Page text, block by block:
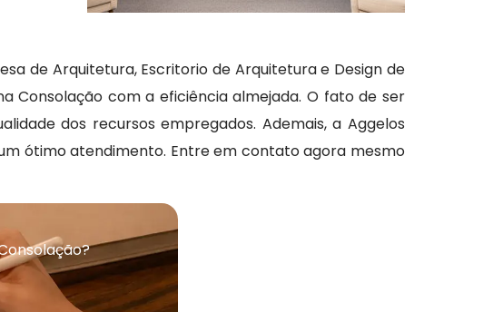
de Arquitetura, Escritorio de Arquitetura e Design de
Consolação com a eficiência almejada. O fato de ser
dos recursos empregados. Ademais, a Aggelos
ótimo atendimento. Entre em contato agora mesmo